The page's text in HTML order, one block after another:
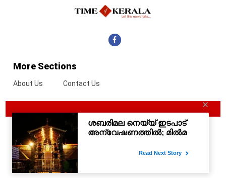
More Sections
About Us Contact Us